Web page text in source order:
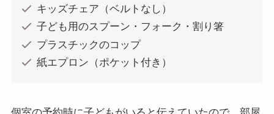
キッズチェア（ベルトなし）
子ども用のスプーン・フォーク・割り箸
プラスチックのコップ
紙エプロン（ポケット付き）